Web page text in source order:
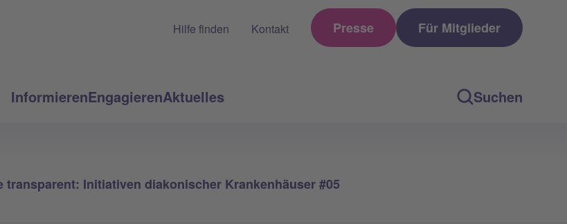
InformierenEngagierenAktuelles Suchen
Hilfe finden Kontakt Presse Für Mitglieder
Initiativen diakonischer Krankenhäuser #05